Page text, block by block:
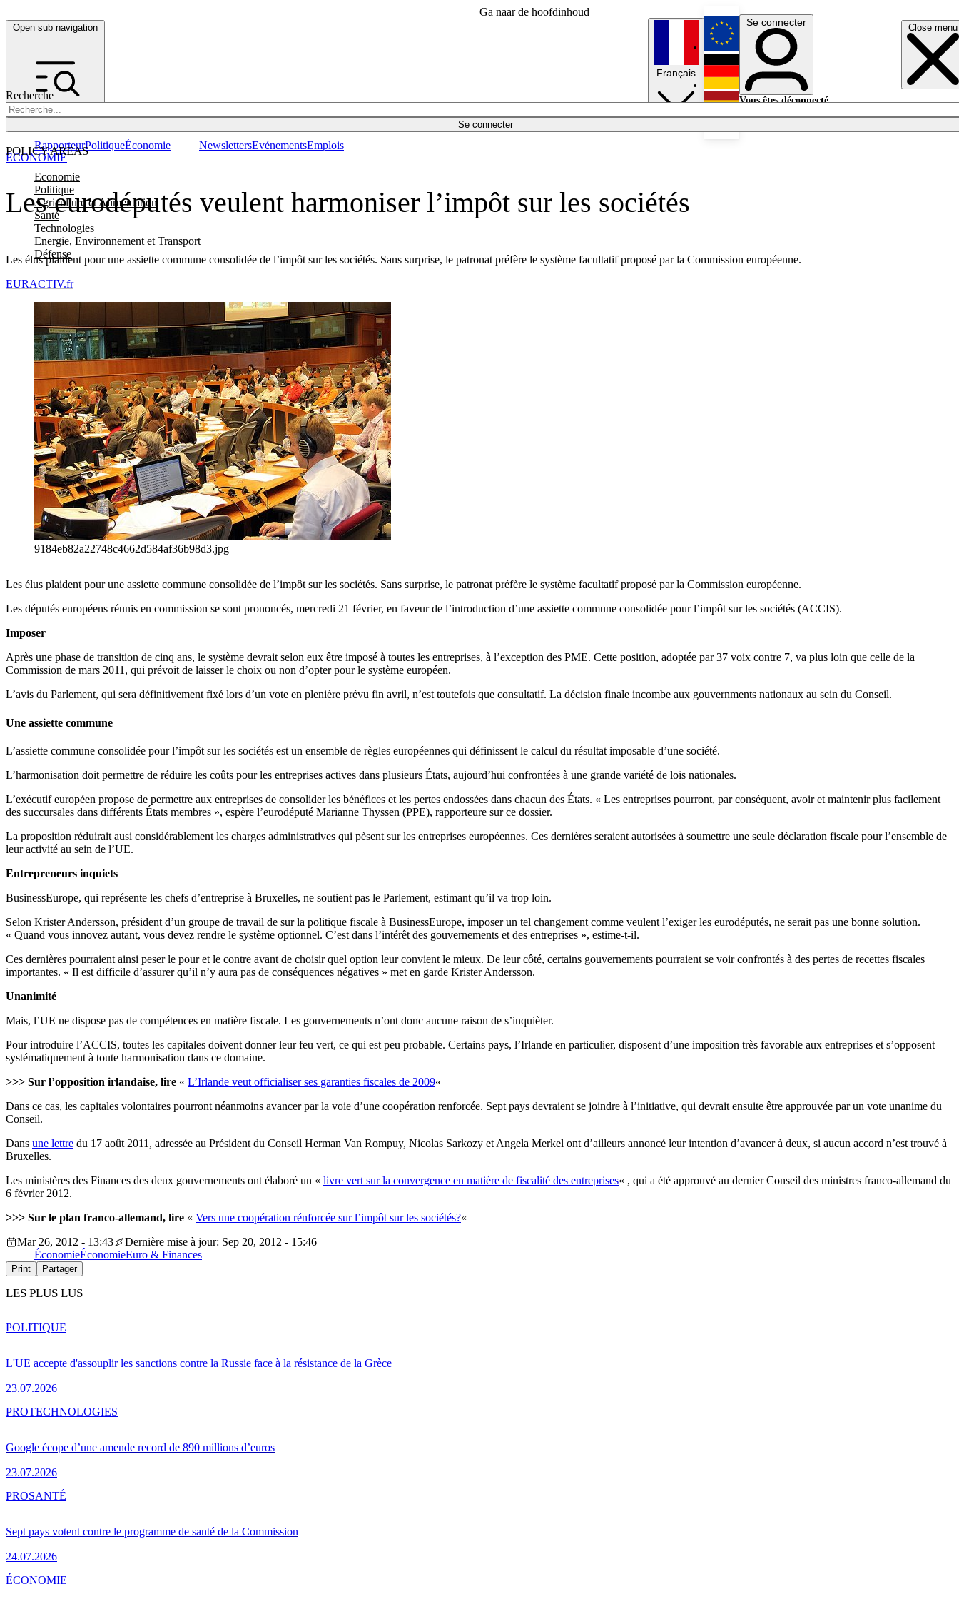
Ga naar de hoofdinhoud
Open sub navigation Close menu
Recherche
Se connecter
POLICY AREAS
Economie
Politique
Agriculture et Alimentation
Santé
Technologies
Energie, Environnement et Transport
Défense
RapporteurPolitiqueÉconomie NewslettersEvénementsEmplois
Français
English
Deutsch
Se connecter
Vous êtes déconnecté.
Les eurodéputés veulent harmoniser l’impôt sur les sociétés
Les élus plaident pour une assiette commune consolidée de l’impôt sur les sociétés. Sans surprise, le patronat préfère le système facultatif proposé par la Commission européenne.
ÉCONOMIE
EURACTIV.fr
9184eb82a22748c4662d584af36b98d3.jpg
Les élus plaident pour une assiette commune consolidée de l’impôt sur les sociétés. Sans surprise, le patronat préfère le système facultatif proposé par la Commission européenne.
Les députés européens réunis en commission se sont prononcés, mercredi 21 février, en faveur de l’introduction d’une assiette commune consolidée pour l’impôt sur les sociétés (ACCIS).
Imposer
Après une phase de transition de cinq ans, le système devrait selon eux être imposé à toutes les entreprises, à l’exception des PME. Cette position, adoptée par 37 voix contre 7, va plus loin que celle de la
Commission de mars 2011, qui prévoit de laisser le choix ou non d’opter pour le système européen.
L’avis du Parlement, qui sera définitivement fixé lors d’un vote en plenière prévu fin avril, n’est toutefois que consultatif. La décision finale incombe aux gouvernments nationaux au sein du Conseil.
Une assiette commune
L’assiette commune consolidée pour l’impôt sur les sociétés est un ensemble de règles européennes qui définissent le calcul du résultat imposable d’une société.
L’harmonisation doit permettre de réduire les coûts pour les entreprises actives dans plusieurs États, aujourd’hui confrontées à une grande variété de lois nationales.
L’exécutif européen propose de permettre aux entreprises de consolider les bénéfices et les pertes endossées dans chacun des États. « Les entreprises pourront, par conséquent, avoir et maintenir plus facilement
des succursales dans différents États membres », espère l’eurodéputé Marianne Thyssen (PPE), rapporteure sur ce dossier.
La proposition réduirait ausi considérablement les charges administratives qui pèsent sur les entreprises européennes. Ces dernières seraient autorisées à soumettre une seule déclaration fiscale pour l’ensemble de
leur activité au sein de l’UE.
Entrepreneurs inquiets
BusinessEurope, qui représente les chefs d’entreprise à Bruxelles, ne soutient pas le Parlement, estimant qu’il va trop loin.
Selon Krister Andersson, président d’un groupe de travail de sur la politique fiscale à BusinessEurope, imposer un tel changement comme veulent l’exiger les eurodéputés, ne serait pas une bonne solution.
« Quand vous innovez autant, vous devez rendre le système optionnel. C’est dans l’intérêt des gouvernements et des entreprises », estime-t-il.
Ces dernières pourraient ainsi peser le pour et le contre avant de choisir quel option leur convient le mieux. De leur côté, certains gouvernements pourraient se voir confrontés à des pertes de recettes fiscales
importantes. « Il est difficile d’assurer qu’il n’y aura pas de conséquences négatives » met en garde Krister Andersson.
Unanimité
Mais, l’UE ne dispose pas de compétences en matière fiscale. Les gouvernements n’ont donc aucune raison de s’inquièter.
Pour introduire l’ACCIS, toutes les capitales doivent donner leur feu vert, ce qui est peu probable. Certains pays, l’Irlande en particulier, disposent d’une imposition très favorable aux entreprises et s’opposent
systématiquement à toute harmonisation dans ce domaine.
>>> Sur l’opposition irlandaise, lire « L’Irlande veut officialiser ses garanties fiscales de 2009«
Dans ce cas, les capitales volontaires pourront néanmoins avancer par la voie d’une coopération renforcée. Sept pays devraient se joindre à l’initiative, qui devrait ensuite être approuvée par un vote unanime du
Conseil.
Dans une lettre du 17 août 2011, adressée au Président du Conseil Herman Van Rompuy, Nicolas Sarkozy et Angela Merkel ont d’ailleurs annoncé leur intention d’avancer à deux, si aucun accord n’est trouvé à
Bruxelles.
Les ministères des Finances des deux gouvernements ont élaboré un « livre vert sur la convergence en matière de fiscalité des entreprises« , qui a été approuvé au dernier Conseil des ministres franco-allemand du
6 février 2012.
>>> Sur le plan franco-allemand, lire « Vers une coopération rénforcée sur l’impôt sur les sociétés?«
Mar 26, 2012 - 13:43
Dernière mise à jour: Sep 20, 2012 - 15:46
ÉconomieÉconomieEuro & Finances
Print Partager
LES PLUS LUS
L'UE accepte d'assouplir les sanctions contre la Russie face à la résistance de la Grèce
23.07.2026
POLITIQUE
Google écope d’une amende record de 890 millions d’euros
23.07.2026
PROTECHNOLOGIES
Sept pays votent contre le programme de santé de la Commission
24.07.2026
PROSANTÉ
ÉCONOMIE